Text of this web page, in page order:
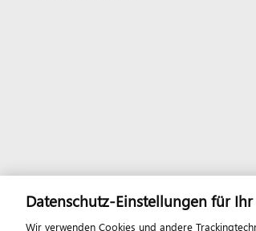
Datenschutz-Einstellungen für Ihr
Wir verwenden Cookies und andere